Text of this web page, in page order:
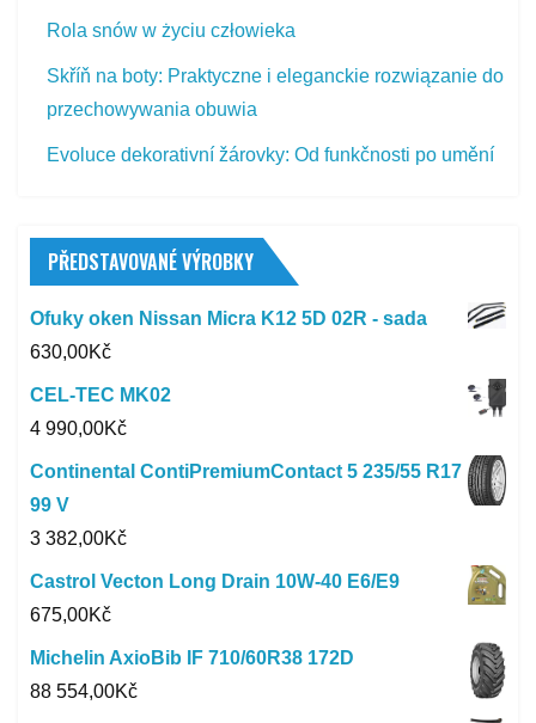
Rola snów w życiu człowieka
Skříň na boty: Praktyczne i eleganckie rozwiązanie do
przechowywania obuwia
Evoluce dekorativní žárovky: Od funkčnosti po umění
PŘEDSTAVOVANÉ VÝROBKY
Ofuky oken Nissan Micra K12 5D 02R - sada
630,00Kč
CEL-TEC MK02
4 990,00Kč
Continental ContiPremiumContact 5 235/55 R17
99 V
3 382,00Kč
Castrol Vecton Long Drain 10W-40 E6/E9
675,00Kč
Michelin AxioBib IF 710/60R38 172D
88 554,00Kč